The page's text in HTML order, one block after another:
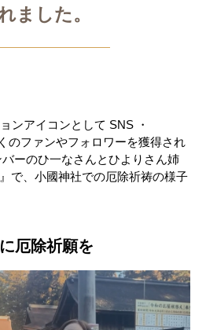
ました。
ンアイコンとして SNS ・
のファンやフォロワーを獲得され
ーのひ一なさんとひよりさん姉
で、小國神社での厄除祈祷の様子
厄除祈願を